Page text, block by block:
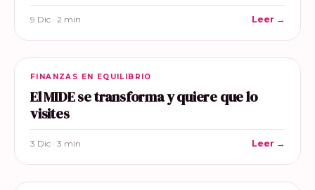
9 Dic · 2 min Leer →
FINANZAS EN EQUILIBRIO
El MIDE se transforma y quiere que lo
visites
3 Dic · 3 min Leer →